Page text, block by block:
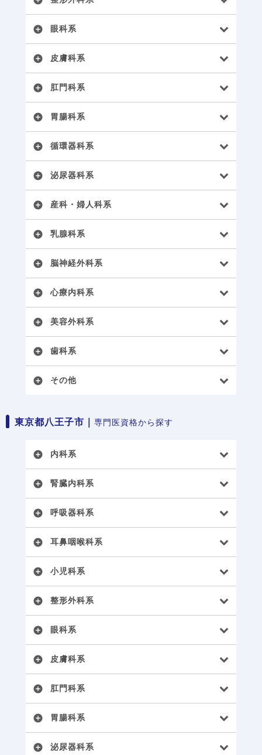
add_circle 眼科系
add_circle 皮膚科系
add_circle 肛門科系
add_circle 胃腸科系
add_circle 循環器科系
add_circle 泌尿器科系
add_circle 産科・婦人科系
add_circle 乳腺科系
add_circle 脳神経外科系
add_circle 心療内科系
add_circle 美容外科系
add_circle 歯科系
add_circle その他
東京都八王子市｜ 専門医資格から探す
add_circle 内科系
add_circle 腎臓内科系
add_circle 呼吸器科系
add_circle 耳鼻咽喉科系
add_circle 小児科系
add_circle 整形外科系
add_circle 眼科系
add_circle 皮膚科系
add_circle 肛門科系
add_circle 胃腸科系
add_circle 泌尿器科系